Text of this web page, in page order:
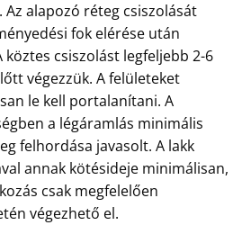
Az alapozó réteg csiszolását
fok elérése után
köztes csiszolást legfeljebb 2-6
végezzük. A felületeket
le kell portalanítani. A
a légáramlás minimális
felhordása javasolt. A lakk
annak kötésideje minimálisan,
csak megfelelően
végezhető el.